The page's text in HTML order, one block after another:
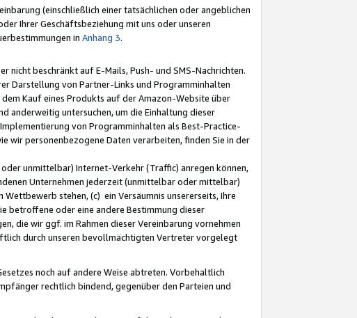
(einschließlich einer tatsächlichen oder angeblichen
Ihrer Geschäftsbeziehung mit uns oder unseren
in Anhang 3.
nicht beschränkt auf E-Mails, Push- und SMS-Nachrichten.
Darstellung von Partner-Links und Programminhalten
Kauf eines Produkts auf der Amazon-Website über
anderweitig untersuchen, um die Einhaltung dieser
von Programminhalten als Best-Practice-
wir personenbezogene Daten verarbeiten, finden Sie in der
unmittelbar) Internet-Verkehr (Traffic) anregen können,
Unternehmen jederzeit (unmittelbar oder mittelbar)
stehen, (c) ein Versäumnis unsererseits, Ihre
betroffene oder eine andere Bestimmung dieser
die wir ggf. im Rahmen dieser Vereinbarung vornehmen
durch unseren bevollmächtigten Vertreter vorgelegt
noch auf andere Weise abtreten. Vorbehaltlich
rechtlich bindend, gegenüber den Parteien und